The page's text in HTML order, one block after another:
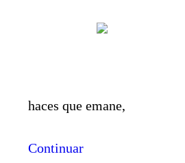
Te quiero por
haces que emane,
sutiles
Continuar